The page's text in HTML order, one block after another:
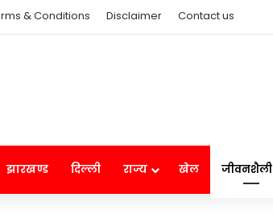
& Conditions Disclaimer Contact us
झारखण्ड दिल्ली राज्य खेल जीवनशैली